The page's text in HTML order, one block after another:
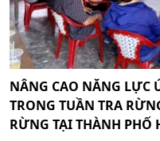
NÂNG CAO NĂNG LỰC
TRONG TUẦN TRA
RỪNG TẠI THÀNH PHỐ